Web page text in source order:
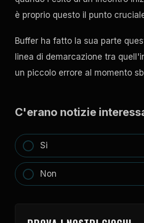
è proprio questo il punto
Buffer ha fatto la sua parte
linea di demarcazione tra
un piccolo errore al momento
C'erano notizie
Si
Non